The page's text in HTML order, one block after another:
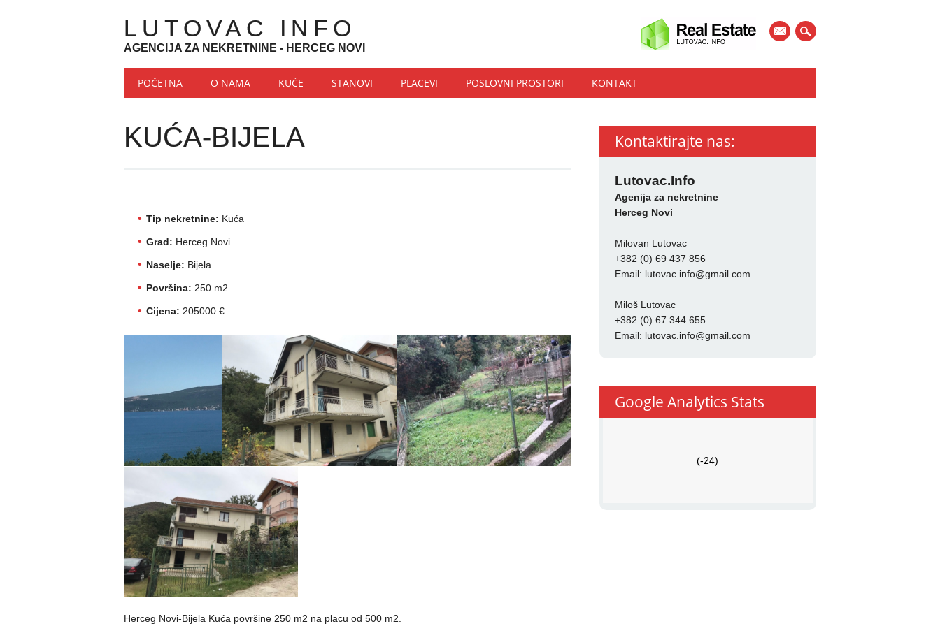
mail
LUTOVAC INFO
AGENCIJA ZA NEKRETNINE - HERCEG NOVI
Main menu
Skip to content
POČETNA O NAMA KUĆE STANOVI PLACEVI POSLOVNI PROSTORI KONTAKT
KUĆA-BIJELA
Tip nekretnine: Kuća
Grad: Herceg Novi
Naselje: Bijela
Površina: 250 m2
Cijena: 205000 €
Herceg Novi-Bijela Kuća površine 250 m2 na placu od 500 m2.
Kontaktirajte nas:
Lutovac.Info
Agenija za nekretnine
Herceg Novi
Milovan Lutovac
+382 (0) 69 437 856
Email: lutovac.info@gmail.com
Miloš Lutovac
+382 (0) 67 344 655
Email: lutovac.info@gmail.com
Google Analytics Stats
(-24)